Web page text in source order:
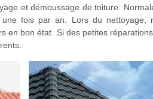
et démoussage de toiture.
fois par an. Lors du nettoyage,
en bon état. Si des petites